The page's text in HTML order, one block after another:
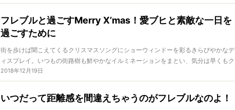
ルたちがアツイらしい」と。
そして、来たる11月18日。九州のフレンチブルドッグが集まるイベント『福岡BUHI
会』が開催されました！
French Bulldog Lifeが、どこよりも先にレポートします！
フレブルと過ごすMerry X’mas！愛ブヒと素敵な一日を
過ごすために
街を歩けば聞こえてくるクリスマスソングにショーウィンドーを彩るきらびやかなデ
ィスプレイ。いつもの街路樹も鮮やかなイルミネーションをまとい、気分は早くもク
リスマス。クリスマスといえば日本では未だカップルのイベント的なムードがありま
すが、欧米では感謝祭と同様にファミリーや友人が集まって楽しく過ごすホリデー。
大切な人とクリスマスを楽しむなら、もちろん愛するフレンチブルドッグも一緒に！
がオーナーである私たちの定番ですよね。とはいえ、やっぱり華やかなイベントだけ
2018年12月19日
いつだって距離感を間違えちゃうのがフレブルなのよ！